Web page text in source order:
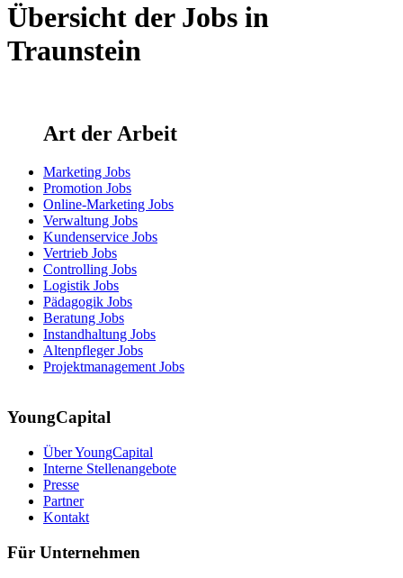
Übersicht der Jobs in
Traunstein
Art der Arbeit
Marketing Jobs
Promotion Jobs
Online-Marketing Jobs
Verwaltung Jobs
Kundenservice Jobs
Vertrieb Jobs
Controlling Jobs
Logistik Jobs
Pädagogik Jobs
Beratung Jobs
Instandhaltung Jobs
Altenpfleger Jobs
Projektmanagement Jobs
YoungCapital
Über YoungCapital
Interne Stellenangebote
Presse
Partner
Kontakt
Für Unternehmen